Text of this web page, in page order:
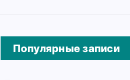
Популярные записи